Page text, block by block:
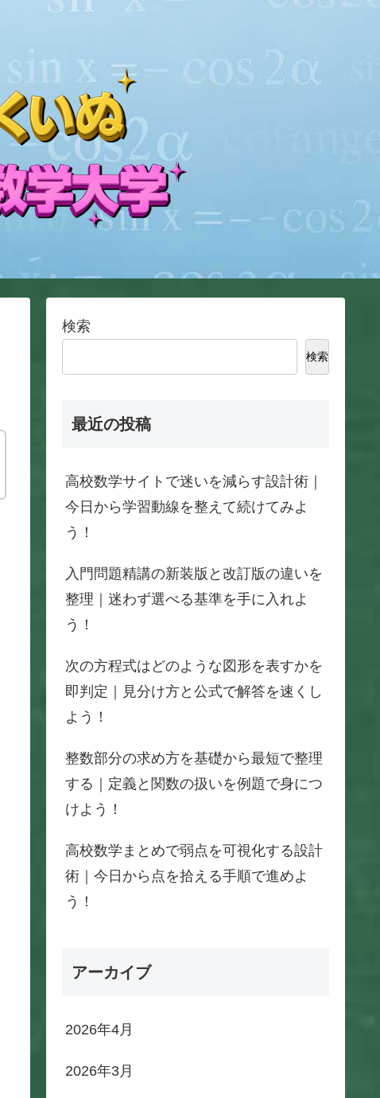
検索
検索
最近の投稿
高校数学サイトで迷いを減らす設計術｜
今日から学習動線を整えて続けてみよ
う！
入門問題精講の新装版と改訂版の違いを
整理｜迷わず選べる基準を手に入れよ
う！
次の方程式はどのような図形を表すかを
即判定｜見分け方と公式で解答を速くし
よう！
整数部分の求め方を基礎から最短で整理
する｜定義と関数の扱いを例題で身につ
けよう！
高校数学まとめで弱点を可視化する設計
術｜今日から点を拾える手順で進めよ
う！
アーカイブ
2026年4月
2026年3月